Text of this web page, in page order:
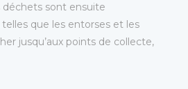
sont ensuite
que les entorses et les
jusqu’aux points de collecte,